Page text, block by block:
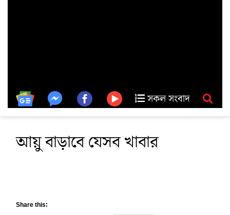
সকল সংবাদ
আয়ু বাড়াবে যেসব খাবার
Share this: